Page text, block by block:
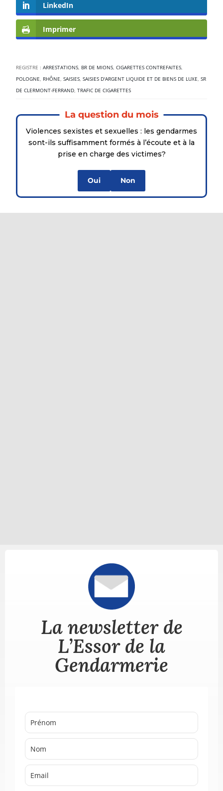
LinkedIn
Imprimer
REGISTRE :ARRESTATIONS, BR DE MIONS,CIGARETTES CONTREFAITES,
POLOGNE, RHÔNE,SAISIES,SAISIES D'ARGENT LIQUIDE ET DE BIENS DE LUXE,SR
DE CLERMONT-FERRAND,TRAFIC DE CIGARETTES
La question du mois
Violences sexistes et sexuelles : les gendarmes
sont-ils suffisamment formés à l’écoute et à la
prise en charge des victimes?
Oui Non
La newsletter de
L’Essor de la
Gendarmerie